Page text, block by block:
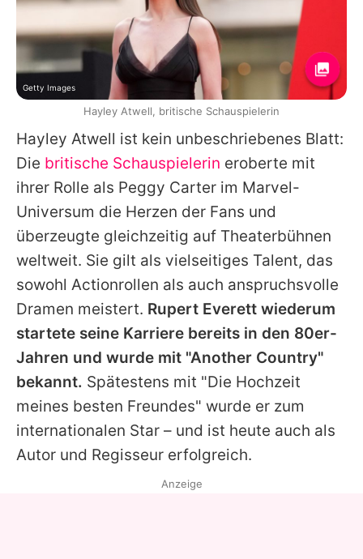
Hayley Atwell ist kein unbeschriebenes Blatt:
Die britische Schauspielerin eroberte mit
ihrer Rolle als Peggy Carter im Marvel-
Universum die Herzen der Fans und
überzeugte gleichzeitig auf Theaterbühnen
weltweit. Sie gilt als vielseitiges Talent, das
sowohl Actionrollen als auch anspruchsvolle
Dramen meistert. Rupert Everett wiederum
startete seine Karriere bereits in den 80er-
Jahren und wurde mit "Another Country"
bekannt. Spätestens mit "Die Hochzeit
meines besten Freundes" wurde er zum
internationalen Star – und ist heute auch als
Autor und Regisseur erfolgreich.
Getty Images
Hayley Atwell, britische Schauspielerin
Anzeige